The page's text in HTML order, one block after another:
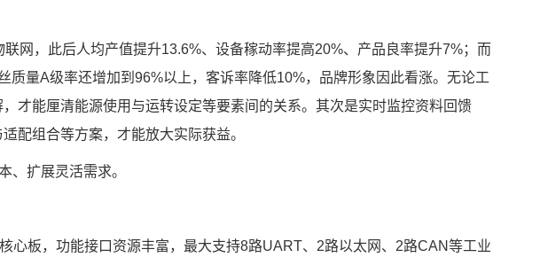
网，此后人均产值提升13.6%、设备稼动率提高20%、产品良率提升7%；而
量A级率还增加到96%以上，客诉率降低10%，品牌形象因此看涨。无论工
才能厘清能源使用与运转设定等要素间的关系。其次是实时监控资料回馈
配组合等方案，才能放大实际获益。
、扩展灵活需求。
心板，功能接口资源丰富，最大支持8路UART、2路以太网、2路CAN等工业